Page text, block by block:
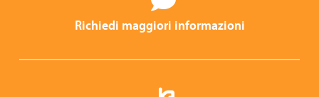
Richiedi maggiori informazioni